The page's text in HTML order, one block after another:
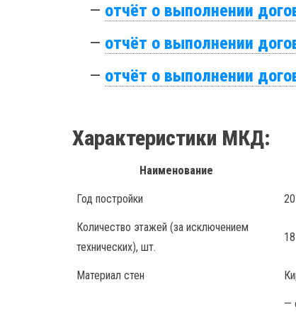
— отчёт о выполнении
— отчёт о выполнении
— отчёт о выполнении
Характеристики МКД:
Наименование
Год постройки
Количество этажей (за исключением
технических), шт.
18
Материал стен
—